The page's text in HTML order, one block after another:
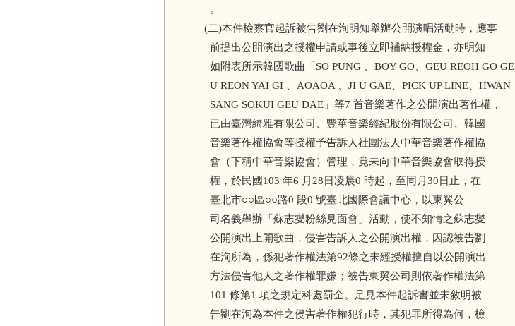
。
(二)本件檢察官起訴被告劉在洵明知舉辦公開演唱活動時，應事
前提出公開演出之授權申請或事後立即補納授權金，亦明知
如附表所示韓國歌曲「SO PUNG 、BOY GO、GEU REOH GO GE
U REON YAI GI 、AOAOA 、JI U GAE、PICK UP LINE、HWAN
SANG SOKUI GEU DAE」等7 首音樂著作之公開演出著作權，
已由臺灣綺雅有限公司、豐華音樂經紀股份有限公司、韓國
音樂著作權協會等授權予告訴人社團法人中華音樂著作權協
會（下稱中華音樂協會）管理，竟未向中華音樂協會取得授
權，於民國103 年6 月28日凌晨0 時起，至同月30日止，在
臺北市○○區○○路0 段0 號臺北國際會議中心，以東翼公
司名義舉辦「蘇志燮粉絲見面會」活動，使不知情之蘇志燮
公開演出上開歌曲，侵害告訴人之公開演出權，因認被告劉
在洵所為，係犯著作權法第92條之未經授權擅自以公開演出
方法侵害他人之著作權罪嫌；被告東翼公司則依著作權法第
101 條第1 項之規定科處罰金。足見本件起訴書並未敘明被
告劉在洵為本件之侵害著作權犯行時，其犯罪所得為何，檢